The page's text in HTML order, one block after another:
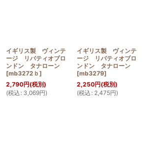
イギリス製 ヴィンテ
ージ リバティオブロ
ンドン タナローン
[mb3272ｂ ]
2,790円(税別)
(税込 : 3,069円)
イギリス製 ヴィンテ
ージ リバティオブロ
ンドン タナローン
[mb3279]
2,250円(税別)
(税込 : 2,475円)